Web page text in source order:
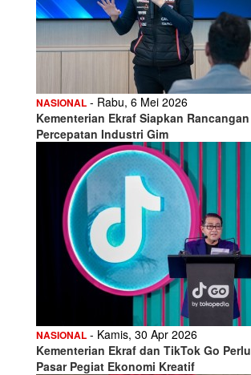
NASIONAL - Rabu, 6 Mei 2026
Kementerian Ekraf Siapkan
Percepatan Industri Gim
NASIONAL - Kamis, 30 Apr 2026
Kementerian Ekraf dan TikTok Go
Pasar Pegiat Ekonomi Kreatif